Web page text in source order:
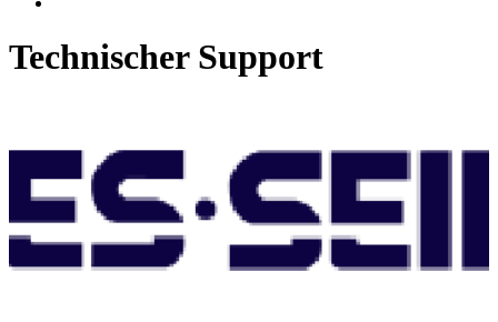
Technischer Support